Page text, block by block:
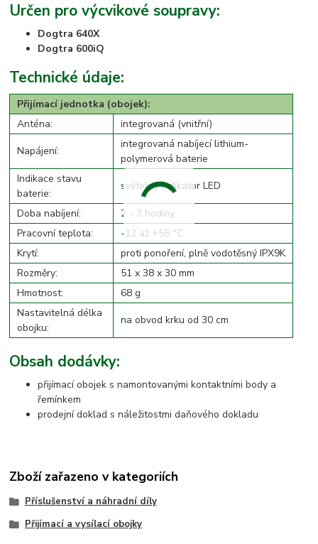
Určen pro výcvikové soupravy:
Dogtra 640X
Dogtra 600iQ
Technické údaje:
Přijímací jednotka (obojek):
Anténa:
integrovaná (vnitřní)
Napájení:
integrovaná nabíjecí lithium-
polymerová baterie
Indikace stavu
baterie:
světelný indikátor LED
Doba nabíjení:
2 - 3 hodiny
Pracovní teplota:
-12 až +55 °C
Krytí:
proti ponoření, plně vodotěsný IPX9K
Rozměry:
51 x 38 x 30 mm
Hmotnost:
68 g
Nastavitelná délka
obojku:
na obvod krku od 30 cm
Obsah dodávky:
přijímací obojek s namontovanými kontaktními body a
řemínkem
prodejní doklad s náležitostmi daňového dokladu
Zboží zařazeno v kategoriích
Příslušenství a náhradní díly
Přijímací a vysílací obojky